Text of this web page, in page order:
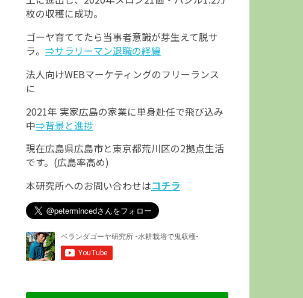
枚の収穫に成功。
ゴーヤ育ててたら当事者意識が芽生えて脱サ
ラ。 ⇒サラリーマン退職の経緯
法人向けWEBマーケティングのフリーランス
に
2021年 実家広島の家業に単身赴任で飛び込み
中⇒背景と進捗
現在広島県広島市と東京都荒川区の2拠点生活
です。(広島率高め)
本研究所へのお問い合わせはコチラ